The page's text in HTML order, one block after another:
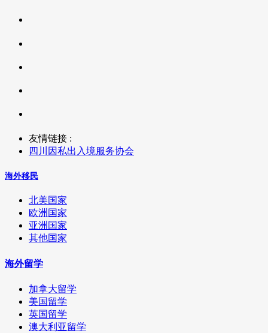
友情链接 :
四川因私出入境服务协会
海外移民
北美国家
欧洲国家
亚洲国家
其他国家
海外留学
加拿大留学
美国留学
英国留学
澳大利亚留学